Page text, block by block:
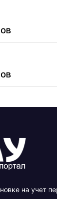
на учет